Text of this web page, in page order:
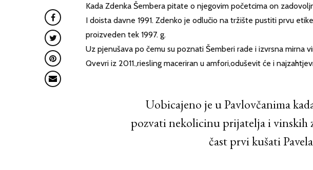
Kada Zdenka Šembera pitate o njegovim početcima on
I doista davne 1991. Zdenko je odlučio na tržište pustiti prvu
proizveden tek 1997. g.
Uz pjenušava po čemu su poznati Šemberi rade i izvrsna mirna
Qvevri iz 2011.,riesling maceriran u amfori,oduševit će i
Uobicajeno je u Pavlovčanima
pozvati nekolicinu prijatelja i vinskih
čast prvi kušati